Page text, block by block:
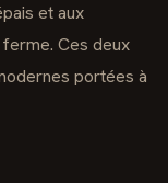
et aux
Ces deux
portées à